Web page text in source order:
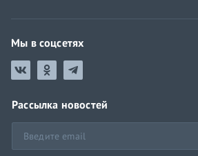
Мы в соцсетях
Рассылка новостей